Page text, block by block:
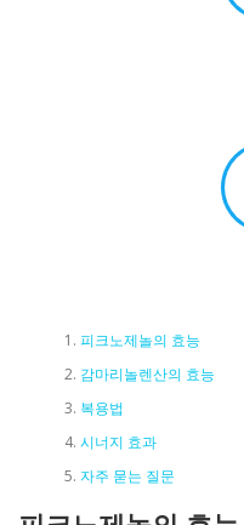
피크노제놀의 효능
감마리놀렌산의 효능
복용법
시너지 효과
자주 묻는 질문